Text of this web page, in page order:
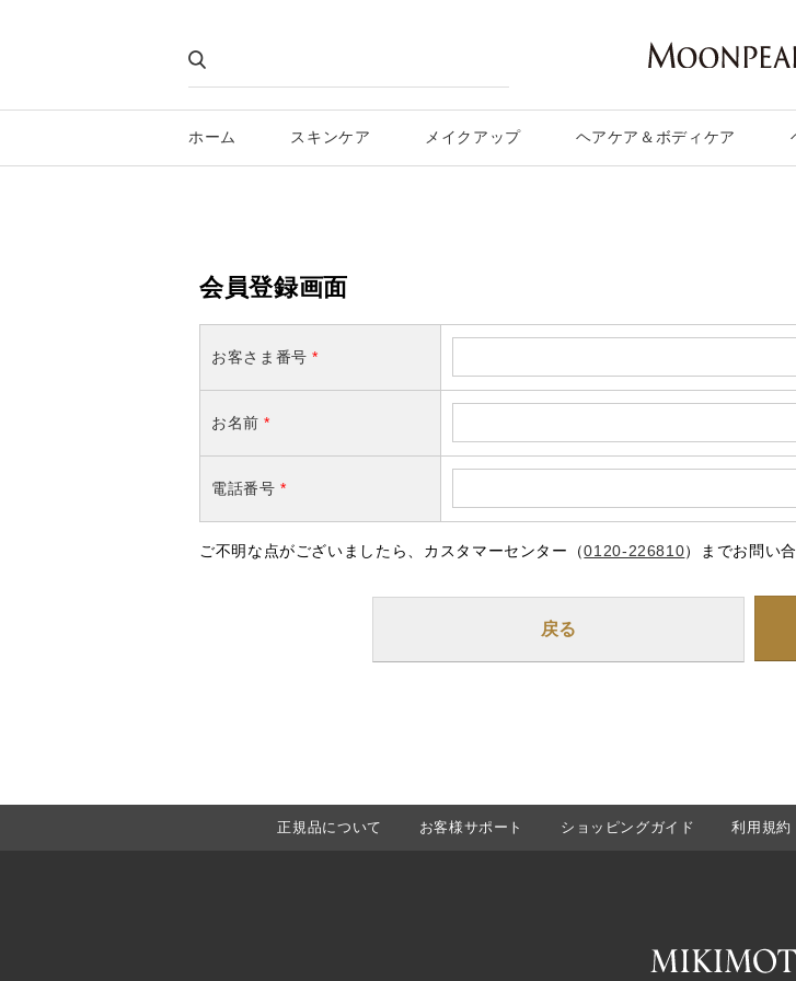
ホーム スキンケア メイクアップ ヘアケア＆ボディケア
会員登録画面
お客さま番号 *
お名前 *
電話番号 *
ご不明な点がございましたら、カスタマーセンター（0120-226810）までお問い
正規品について お客様サポート ショッピングガイド 利用規約